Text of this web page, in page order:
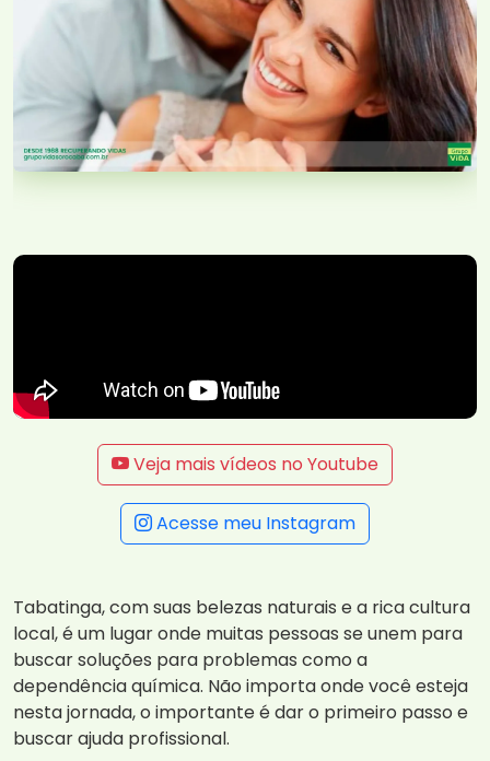
Veja mais vídeos no Youtube
Acesse meu Instagram
Tabatinga, com suas belezas naturais e a rica cultura
local, é um lugar onde muitas pessoas se unem para
buscar soluções para problemas como a
dependência química. Não importa onde você esteja
nesta jornada, o importante é dar o primeiro passo e
buscar ajuda profissional.